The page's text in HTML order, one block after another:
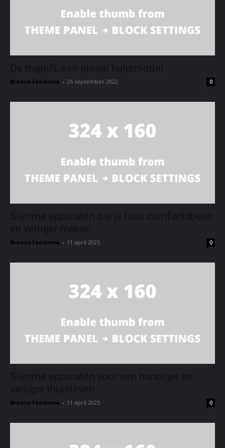
Branco Feddema - 26 september 2022 0
Branco Feddema - 11 april 2025 0
Branco Feddema - 11 april 2025 0